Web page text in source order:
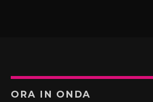
ORA IN ONDA